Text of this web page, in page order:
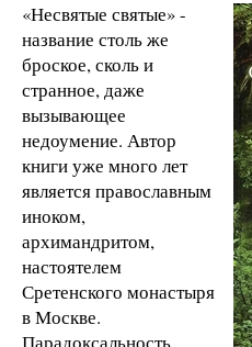
«Несвятые святые» -
название столь же
броское, сколь и
странное, даже
вызывающее
недоумение. Автор
книги уже много лет
является православным
иноком,
архимандритом,
настоятелем
Сретенского монастыря
в Москве.